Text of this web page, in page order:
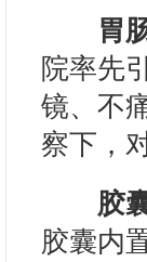
胃
院率先
镜、不
察下，
胶
胶囊内